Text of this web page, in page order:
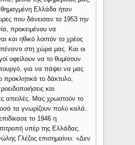
Ελλάδα ήταν
που δάνεισαν το 1953 την
προκειμένου να
και ηθικό λοιπόν το χρέος
στη χώρα μας. Και οι
οφείλουν να το θυμίσουν
για να πάψει να μας
προκλητικά το δάκτυλο,
και
απειλές. Μας χρωστούν το
τα γνωρίζουν πολύ καλά.
το 1946 η
υπέρ της Ελλάδας.
Γλέζος επισημαίνει: «Δεν